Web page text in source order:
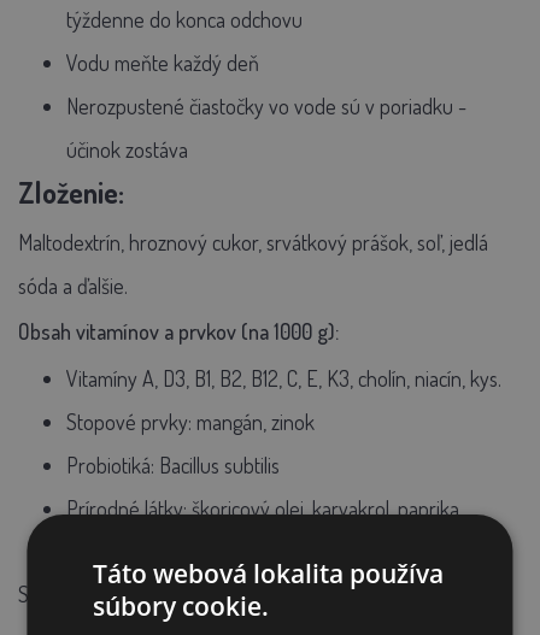
týždenne do konca odchovu
Vodu meňte každý deň
Nerozpustené čiastočky vo vode sú v poriadku -
účinok zostáva
Zloženie:
Maltodextrín, hroznový cukor, srvátkový prášok, soľ, jedlá
sóda a ďalšie.
Obsah vitamínov a prvkov (na 1000 g):
Vitamíny A, D3, B1, B2, B12, C, E, K3, cholín, niacín, kys.
Stopové prvky: mangán, zinok
Probiotiká: Bacillus subtilis
Prírodné látky: škoricový olej, karvakrol, paprika
Skladujte v chlade, suchu a tme. Po každom použití dobre
Táto webová lokalita používa
súbory cookie.